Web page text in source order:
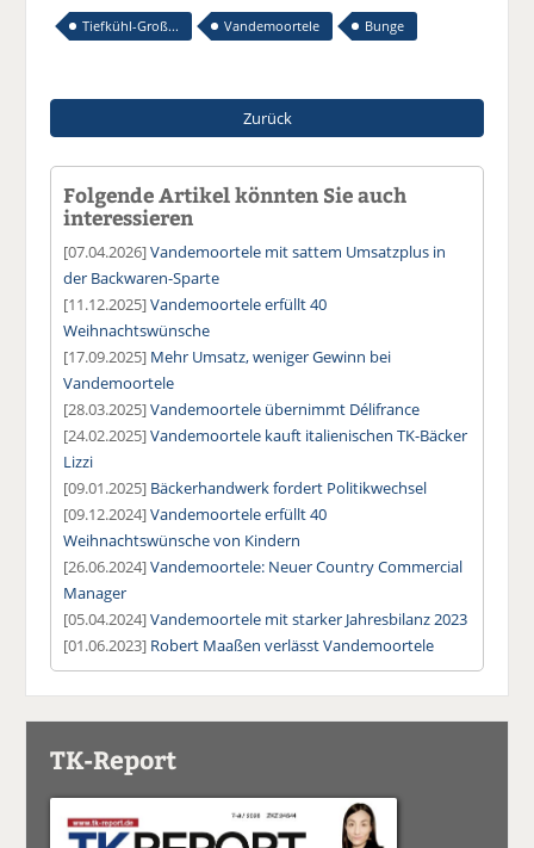
Tiefkühl-Groß... Vandemoortele Bunge
Zurück
Folgende Artikel könnten Sie auch
interessieren
[07.04.2026]Vandemoortele mit sattem Umsatzplus in
der Backwaren-Sparte
[11.12.2025]Vandemoortele erfüllt 40
Weihnachtswünsche
[17.09.2025] Mehr Umsatz, weniger Gewinn bei
Vandemoortele
[28.03.2025]Vandemoortele übernimmt Délifrance
[24.02.2025]Vandemoortele kauft italienischen TK-Bäcker
Lizzi
[09.01.2025] Bäckerhandwerk fordert Politikwechsel
[09.12.2024]Vandemoortele erfüllt 40
Weihnachtswünsche von Kindern
[26.06.2024]Vandemoortele: Neuer Country Commercial
Manager
[05.04.2024]Vandemoortele mit starker Jahresbilanz 2023
[01.06.2023] Robert Maaßen verlässt Vandemoortele
TK-Report